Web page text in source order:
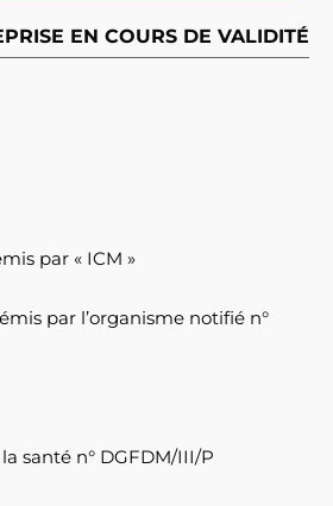
EN COURS DE VALIDITÉ
par « ICM »
par l’organisme notifié n°
santé n° DGFDM/III/P